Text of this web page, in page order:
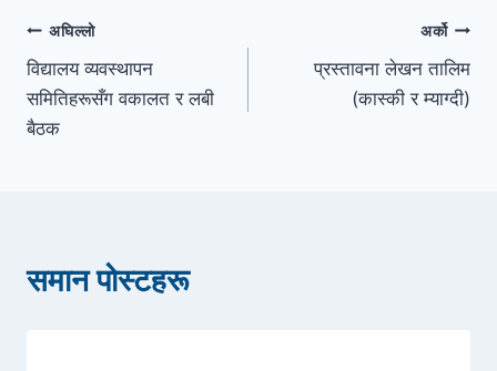
पोस्टको
नेभिगेसन
अघिल्लो
विद्यालय व्यवस्थापन
समितिहरूसँग वकालत र लबी
बैठक
अर्को
प्रस्तावना लेखन तालिम
(कास्की र म्याग्दी)
समान पोस्टहरू